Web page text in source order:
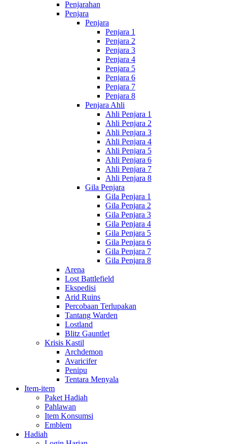
Penjarahan
Penjara
Penjara
Penjara 1
Penjara 2
Penjara 3
Penjara 4
Penjara 5
Penjara 6
Penjara 7
Penjara 8
Penjara Ahli
Ahli Penjara 1
Ahli Penjara 2
Ahli Penjara 3
Ahli Penjara 4
Ahli Penjara 5
Ahli Penjara 6
Ahli Penjara 7
Ahli Penjara 8
Gila Penjara
Gila Penjara 1
Gila Penjara 2
Gila Penjara 3
Gila Penjara 4
Gila Penjara 5
Gila Penjara 6
Gila Penjara 7
Gila Penjara 8
Arena
Lost Battlefield
Ekspedisi
Arid Ruins
Percobaan Terlupakan
Tantang Warden
Lostland
Blitz Gauntlet
Krisis Kastil
Archdemon
Avaricifer
Penipu
Tentara Menyala
Item-item
Paket Hadiah
Pahlawan
Item Konsumsi
Emblem
Hadiah